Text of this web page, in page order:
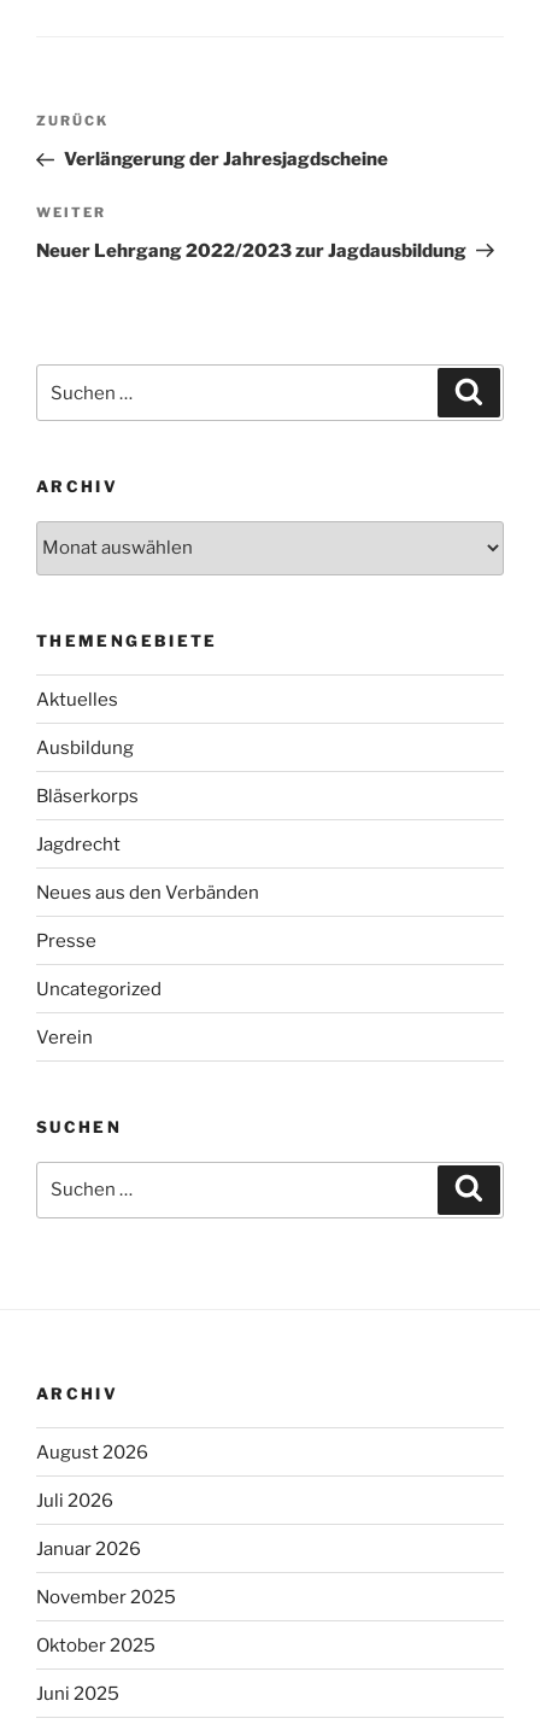
Beitragsnavigation
Vorheriger
Beitrag
ZURÜCK
Verlängerung der Jahresjagdscheine
Nächster
Beitrag
WEITER
Neuer Lehrgang 2022/2023 zur Jagdausbildung
nach:
ARCHIV
THEMENGEBIETE
Aktuelles
Ausbildung
Bläserkorps
Jagdrecht
Neues aus den Verbänden
Presse
Uncategorized
Verein
SUCHEN
nach:
ARCHIV
August 2026
Juli 2026
Januar 2026
November 2025
Oktober 2025
Juni 2025